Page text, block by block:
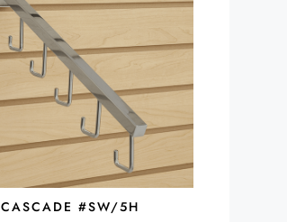
CASCADE #SW/5H